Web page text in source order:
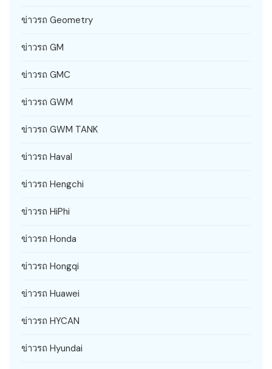
ข่าวรถ Geometry
ข่าวรถ GM
ข่าวรถ GMC
ข่าวรถ GWM
ข่าวรถ GWM TANK
ข่าวรถ Haval
ข่าวรถ Hengchi
ข่าวรถ HiPhi
ข่าวรถ Honda
ข่าวรถ Hongqi
ข่าวรถ Huawei
ข่าวรถ HYCAN
ข่าวรถ Hyundai